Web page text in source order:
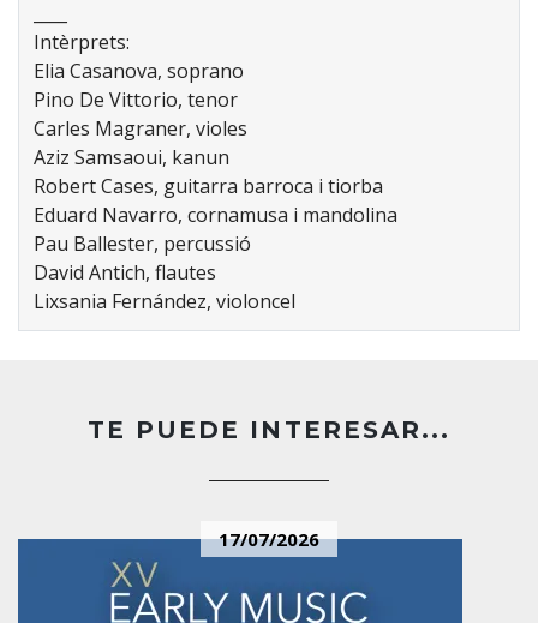
Intèrprets:
Elia Casanova, soprano
Pino De Vittorio, tenor
Carles Magraner, violes
Aziz Samsaoui, kanun
Robert Cases, guitarra barroca i tiorba
Eduard Navarro, cornamusa i mandolina
Pau Ballester, percussió
David Antich, flautes
Lixsania Fernández, violoncel
TE PUEDE INTERESAR...
17/07/2026